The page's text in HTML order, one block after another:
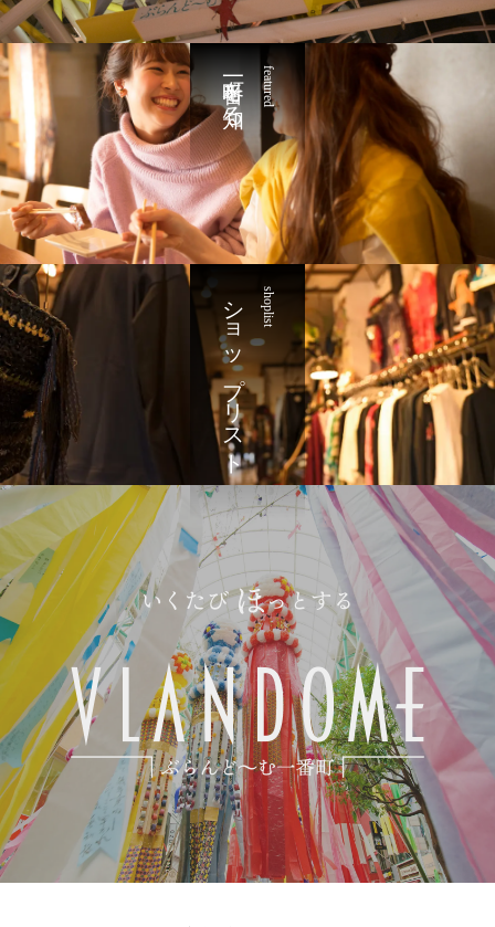
featured
一番町を知る
shoplist
ショップリスト